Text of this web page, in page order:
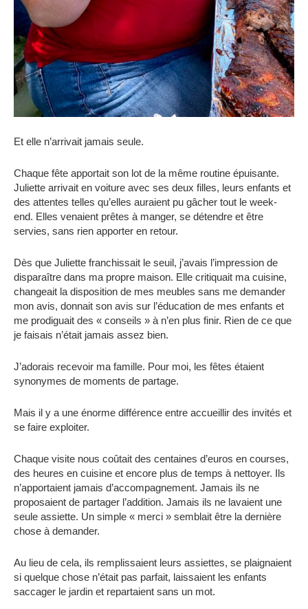
Et elle n’arrivait jamais seule.
Chaque fête apportait son lot de la même routine épuisante.
Juliette arrivait en voiture avec ses deux filles, leurs enfants et
des attentes telles qu’elles auraient pu gâcher tout le week-
end. Elles venaient prêtes à manger, se détendre et être
servies, sans rien apporter en retour.
Dès que Juliette franchissait le seuil, j’avais l’impression de
disparaître dans ma propre maison. Elle critiquait ma cuisine,
changeait la disposition de mes meubles sans me demander
mon avis, donnait son avis sur l’éducation de mes enfants et
me prodiguait des « conseils » à n’en plus finir. Rien de ce que
je faisais n’était jamais assez bien.
J’adorais recevoir ma famille. Pour moi, les fêtes étaient
synonymes de moments de partage.
Mais il y a une énorme différence entre accueillir des invités et
se faire exploiter.
Chaque visite nous coûtait des centaines d’euros en courses,
des heures en cuisine et encore plus de temps à nettoyer. Ils
n’apportaient jamais d’accompagnement. Jamais ils ne
proposaient de partager l’addition. Jamais ils ne lavaient une
seule assiette. Un simple « merci » semblait être la dernière
chose à demander.
Au lieu de cela, ils remplissaient leurs assiettes, se plaignaient
si quelque chose n’était pas parfait, laissaient les enfants
saccager le jardin et repartaient sans un mot.